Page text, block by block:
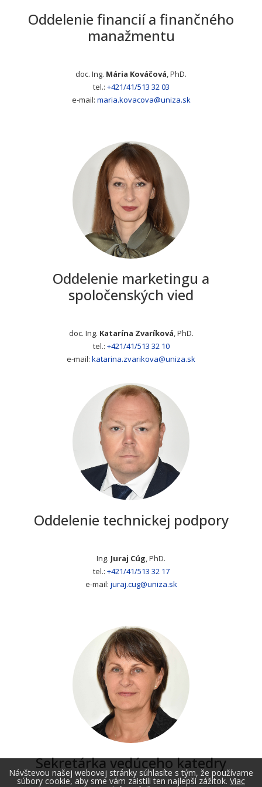
Oddelenie financií a finančného
manažmentu
doc. Ing. Mária Kováčová, PhD.
tel.: +421/41/513 32 03
e-mail: maria.kovacova@uniza.skAdresa
Oddelenie marketingu a
spoločenských vied
doc. Ing. Katarína Zvaríková, PhD.
tel.: +421/41/513 32 10
e-mail: katarina.zvarikova@uniza.sk
Oddelenie technickej podpory
Ing. Juraj Cúg, PhD.
tel.: +421/41/513 32 17
e-mail: juraj.cug@uniza.sk
Sekretárka vedúceho katedry
Návštevou našej webovej stránky súhlasíte s tým, že používame
súbory cookie, aby sme vám zaistili ten najlepší zážitok. Viac